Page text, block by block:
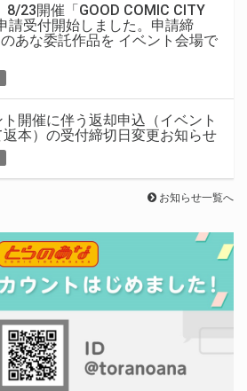
8/23開催「GOOD COMIC CITY
請受付開始しました。申請締
あな委託作品を イベント会場で
ト開催に伴う返却申込（イベント
本）の受付締切日変更お知らせ
お知らせ一覧へ